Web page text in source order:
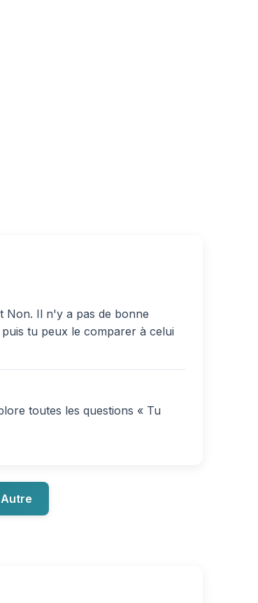
Non. Il n'y a pas de bonne
tu peux le comparer à celui
toutes les questions « Tu